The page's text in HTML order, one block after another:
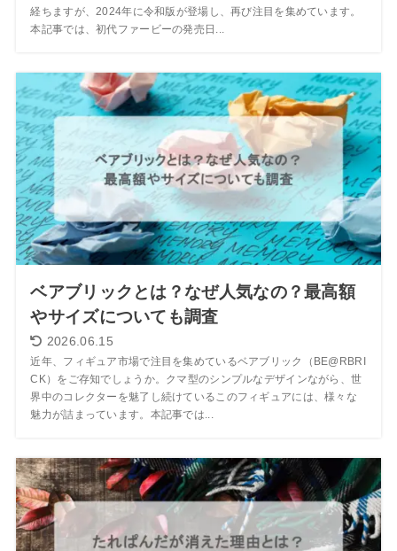
経ちますが、2024年に令和版が登場し、再び注目を集めています。
本記事では、初代ファービーの発売日...
ベアブリックとは？なぜ人気なの？最高額
やサイズについても調査
2026.06.15
近年、フィギュア市場で注目を集めているベアブリック（BE@RBRI
CK）をご存知でしょうか。クマ型のシンプルなデザインながら、世
界中のコレクターを魅了し続けているこのフィギュアには、様々な
魅力が詰まっています。本記事では...